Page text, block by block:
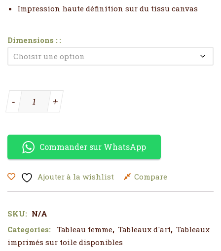
Impression haute définition sur du tissu canvas
Dimensions :
quantité de Tableau visage doré
+
-
Commander sur WhatsApp
Ajouter à la wishlist Compare
SKU: N/A
Categories:
Tableau femme, Tableaux d'art, Tableaux
imprimés sur toile disponibles